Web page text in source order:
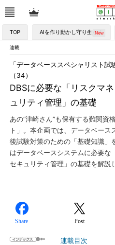
TOP AIを作り動かし守り生かす
連載
DBSに必要な「リスクマ
ュリティ管理」の基礎
「データベーススペシャリスト
（34）
あの“津崎さん”も保有する難関資
ト」。本企画では、データベー
後試験対策のための「基礎知識」
はデータベースシステムに必要な
セキュリティ管理」の基礎を解説
Share Post
連載目次